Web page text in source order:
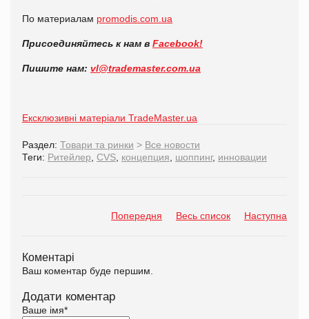
По материалам promodis.com.ua
Присоединяйтесь к нам в Facebook!
Пишите нам: vl@trademaster.com.ua
Ексклюзивні матеріали TradeMaster.ua
Раздел: Товари та ринки > Все новости
Теги: Ритейлер CVS концепция шоппинг, инновации
Попередня Весь список Наступна
Коментарі
Ваш коментар буде першим.
Додати коментар
Ваше імя*